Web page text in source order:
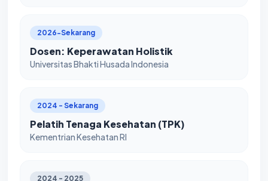
2026-Sekarang
Dosen: Keperawatan Holistik
Universitas Bhakti Husada Indonesia
2024 - Sekarang
Pelatih Tenaga Kesehatan (TPK)
Kementrian Kesehatan RI
2024 - 2025